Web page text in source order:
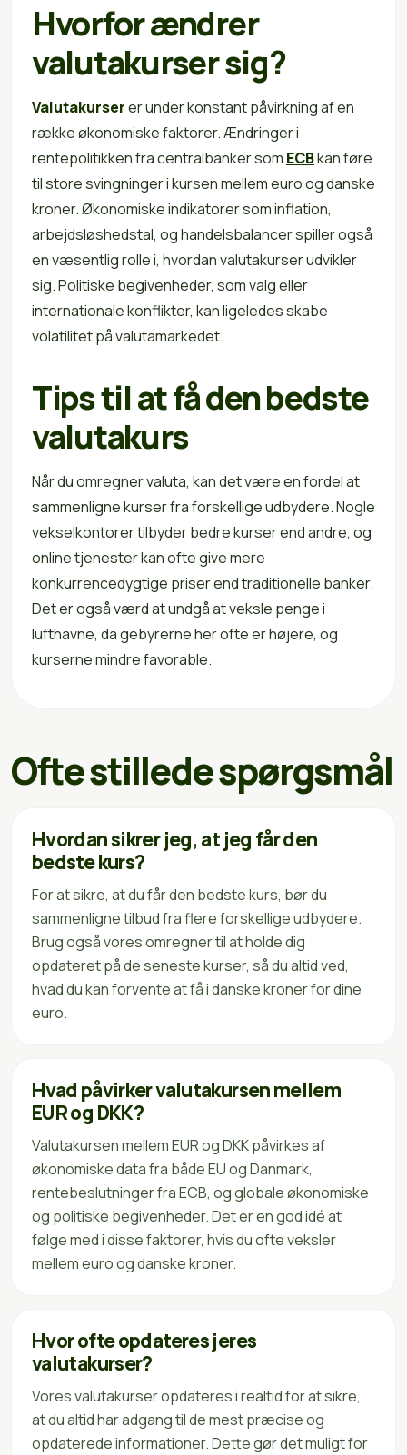
Hvorfor ændrer
valutakurser sig?
Valutakurserer under konstant påvirkning af en
række økonomiske faktorer. Ændringer i
rentepolitikken fra centralbanker som ECBkan føre
til store svingninger i kursen mellem euro og danske
kroner. Økonomiske indikatorer som inflation,
arbejdsløshedstal, og handelsbalancer spiller også
en væsentlig rolle i, hvordan valutakurser udvikler
sig. Politiske begivenheder, som valg eller
internationale konflikter, kan ligeledes skabe
volatilitet på valutamarkedet.
Tips til at få den bedste
valutakurs
Når du omregner valuta, kan det være en fordel at
sammenligne kurser fra forskellige udbydere. Nogle
vekselkontorer tilbyder bedre kurser end andre, og
online tjenester kan ofte give mere
konkurrencedygtige priser end traditionelle banker.
Det er også værd at undgå at veksle penge i
lufthavne, da gebyrerne her ofte er højere, og
kurserne mindre favorable.
Ofte stillede spørgsmål
Hvordan sikrer jeg, at jeg får den
bedste kurs?
For at sikre, at du får den bedste kurs, bør du
sammenligne tilbud fra flere forskellige udbydere.
Brug også vores omregner til at holde dig
opdateret på de seneste kurser, så du altid ved,
hvad du kan forvente at få i danske kroner for dine
euro.
Hvad påvirker valutakursen mellem
EUR og DKK?
Valutakursen mellem EUR og DKK påvirkes af
økonomiske data fra både EU og Danmark,
rentebeslutninger fra ECB, og globale økonomiske
og politiske begivenheder. Det er en god idé at
følge med i disse faktorer, hvis du ofte veksler
mellem euro og danske kroner.
Hvor ofte opdateres jeres
valutakurser?
Vores valutakurser opdateres i realtid for at sikre,
at du altid har adgang til de mest præcise og
opdaterede informationer. Dette gør det muligt for